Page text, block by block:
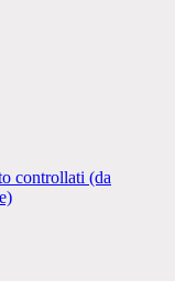
controllati (da